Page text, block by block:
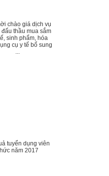
chào giá dịch vụ
thầu mua sắm
sinh phẩm, hóa
cụ y tế bổ sung
...
tuyển dụng viên
năm 2017